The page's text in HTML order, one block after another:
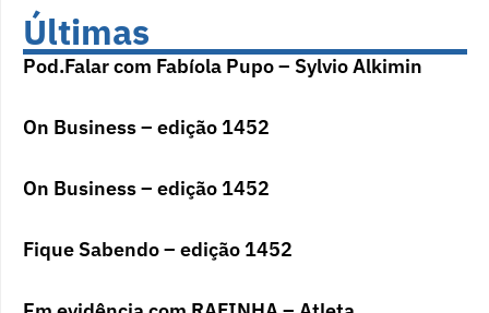
Últimas
Pod.Falar com Fabíola Pupo – Sylvio Alkimin
On Business – edição 1452
On Business – edição 1452
Fique Sabendo – edição 1452